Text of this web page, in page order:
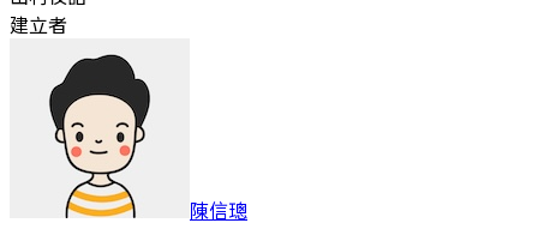
建立者
陳信璁